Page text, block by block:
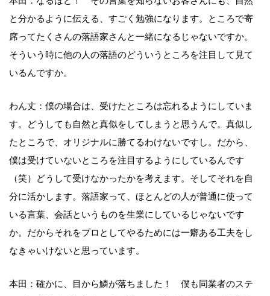
と分かるように伝える、すごく勉強になります。ところで寄
席ってたくさんの落語家さんと一緒になるじゃないですか。
そういう時に他の人の落語のどういうところを注目して見て
いるんですか。
わん丈：僕の場合は、受けたところは忘れるようにしていま
す。どうしても自然と真似をしてしまうと思うんで。真似し
たところで、オリジナルに勝てるわけないですし。だから、
僕は受けていないところを注目するようにしているんです
（笑）どうして受けなかったかを考えます。そしてそれを自
分に活かします。落語家って、ほとんどの人が普通に使って
いる言葉、会話というものを生業にしているじゃないです
か。だからそれをプロとしてやるためには一癖ある工夫をし
なきゃいけないと思っています。
本田：確かに、目から鱗が落ちました！ 僕も同業者のステ